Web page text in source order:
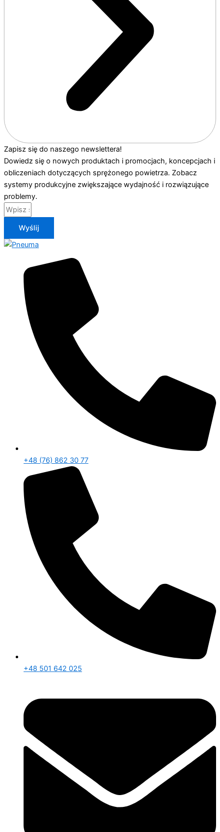
Zapisz się do naszego newslettera!
Dowiedz się o nowych produktach i promocjach, koncepcjach i
obliczeniach dotyczących sprężonego powietrza. Zobacz
systemy produkcyjne zwiększające wydajność i rozwiązujące
problemy.
Wyślij
+48 (76) 862 30 77
+48 501 642 025